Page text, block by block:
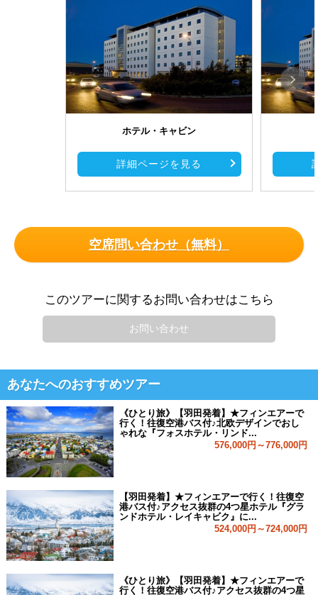
ホテル・キャビン
詳細ページを見る
空席問い合わせ（無料）
このツアーに関するお問い合わせはこちら
お問い合わせ
あなたへのおすすめツアー
《ひとり旅》【羽田発着】★フィンエアーで
行く！往復空港バス付♪北欧デザインでおし
ゃれな『フォスホテル・リンド...
576,000円～776,000円
【羽田発着】★フィンエアーで行く！往復空
港バス付♪アクセス抜群の4つ星ホテル『グラ
ンドホテル・レイキャビク』に...
524,000円～724,000円
《ひとり旅》【羽田発着】★フィンエアーで
行く！往復空港バス付♪アクセス抜群の4つ星